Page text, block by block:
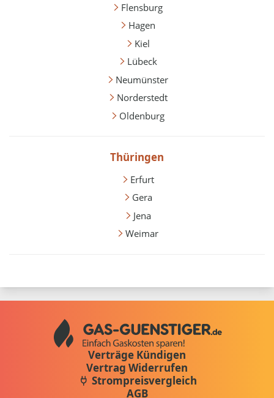
Flensburg
Hagen
Kiel
Lübeck
Neumünster
Norderstedt
Oldenburg
Thüringen
Erfurt
Gera
Jena
Weimar
Verträge Kündigen
Vertrag Widerrufen
Strompreisvergleich
AGB